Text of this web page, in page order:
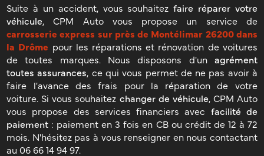
Suite à un accident, vous souhaitezfaire réparer votre
véhicule, CPM Auto vous propose un service de
carrosserie express sur près de Montélimar 26200 dans
la Drôme pour les réparations et rénovation de voitures
de toutes marques. Nous disposons d'un agrément
toutes assurances, ce qui vous permet de ne pas avoir à
faire l'avance des frais pour la réparation de votre
voiture. Si vous souhaitez changer de véhicule, CPM Auto
vous propose des services financiers avec facilité de
paiement : paiement en 3 fois en CB ou crédit de 12 à 72
mois. N'hésitez pas à vous renseigner en nous contactant
au 06 66 14 94 97.